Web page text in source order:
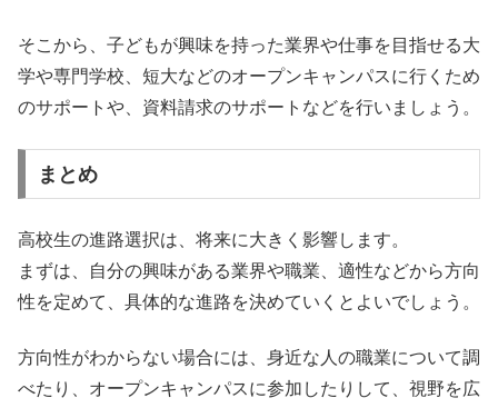
そこから、子どもが興味を持った業界や仕事を目指せる大
学や専門学校、短大などのオープンキャンパスに行くため
のサポートや、資料請求のサポートなどを行いましょう。
まとめ
高校生の進路選択は、将来に大きく影響します。
まずは、自分の興味がある業界や職業、適性などから方向
性を定めて、具体的な進路を決めていくとよいでしょう。
方向性がわからない場合には、身近な人の職業について調
べたり、オープンキャンパスに参加したりして、視野を広